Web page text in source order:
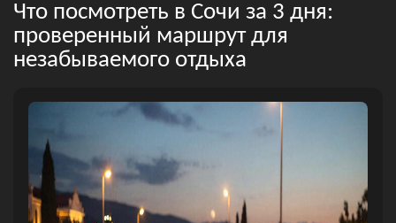
Что посмотреть в Сочи за 3 дня:
проверенный маршрут для
незабываемого отдыха